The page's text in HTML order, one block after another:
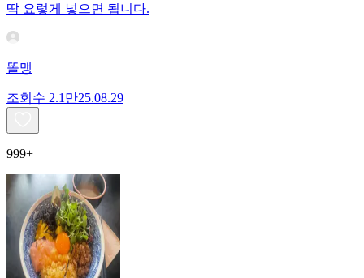
딱 요렇게 넣으면 됩니다.
똘맹
조회수 2.1만25.08.29
999+